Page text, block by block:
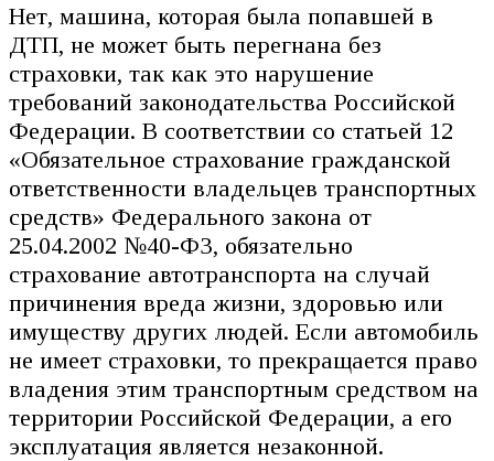
Нет, машина, которая была попавшей в
ДТП, не может быть перегнана без
страховки, так как это нарушение
требований законодательства Российской
Федерации. В соответствии со статьей 12
«Обязательное страхование гражданской
ответственности владельцев транспортных
средств» Федерального закона от
25.04.2002 №40-ФЗ, обязательно
страхование автотранспорта на случай
причинения вреда жизни, здоровью или
имуществу других людей. Если автомобиль
не имеет страховки, то прекращается право
владения этим транспортным средством на
территории Российской Федерации, а его
эксплуатация является незаконной.